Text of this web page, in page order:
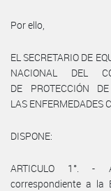
Por ello,
EL SECRETARIO DE
NACIONAL DEL
DE PROTECCIÓN
LAS ENFERMEDADES
DISPONE:
ARTICULO 1°. -
correspondiente a la